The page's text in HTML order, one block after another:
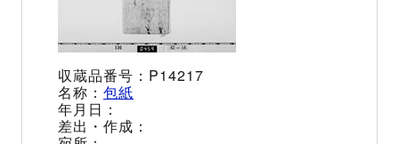
P14217
包紙